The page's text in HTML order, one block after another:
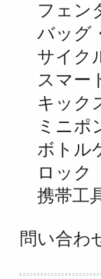
フェン
バッグ
サイク
スマー
キック
ミニポ
ボトル
ロック
携帯工
問い合わ